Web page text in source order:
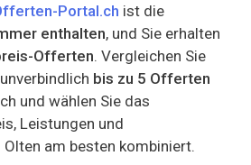
Portal.ch ist die
enthalten, und Sie erhalten
Offerten. Vergleichen Sie
bis zu 5 Offerten
und wählen Sie das
Leistungen und
am besten kombiniert.